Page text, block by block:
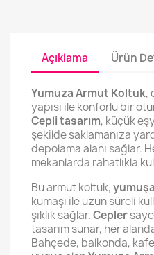
Açıklama Ürün
Yumuza Armut Koltuk,
yapısı ile konforlu bir
Cepli tasarım, küçük
şekilde saklamanıza
depolama alanı sağlar.
mekanlarda rahatlıkla
Bu armut koltuk,
kumaşı ile uzun süreli
şıklık sağlar.Cepler
tasarım sunar, her
Bahçede, balkonda,